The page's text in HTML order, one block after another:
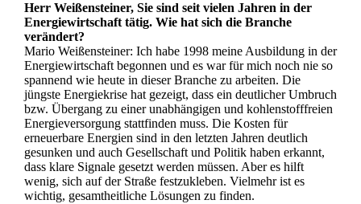
Herr Weißensteiner, Sie sind seit vielen Jahren in der
Energiewirtschaft tätig. Wie hat sich die Branche
verändert?
Mario Weißensteiner: Ich habe 1998 meine Ausbildung in der
Energiewirtschaft begonnen und es war für mich noch nie so
spannend wie heute in dieser Branche zu arbeiten. Die
jüngste Energiekrise hat gezeigt, dass ein deutlicher Umbruch
bzw. Übergang zu einer unabhängigen und kohlenstofffreien
Energieversorgung stattfinden muss. Die Kosten für
erneuerbare Energien sind in den letzten Jahren deutlich
gesunken und auch Gesellschaft und Politik haben erkannt,
dass klare Signale gesetzt werden müssen. Aber es hilft
wenig, sich auf der Straße festzukleben. Vielmehr ist es
wichtig, gesamtheitliche Lösungen zu finden.